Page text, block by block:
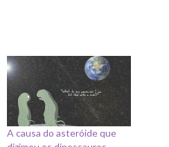
A causa do asteróide que